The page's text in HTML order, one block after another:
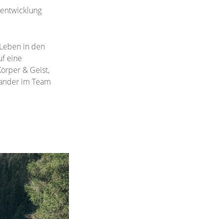
in den
eine
& Geist,
im Team